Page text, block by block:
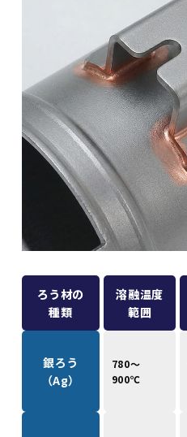
ろう材の
種類
溶融温度
範囲
銀ろう
（Ag）
780～
900℃